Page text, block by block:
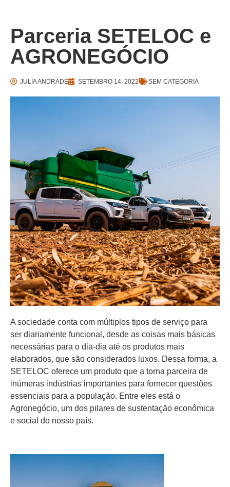
Parceria SETELOC e
AGRONEGÓCIO
JULIA ANDRADE SETEMBRO 14, 2022 SEM CATEGORIA
A sociedade conta com múltiplos tipos de serviço para
ser diariamente funcional, desde as coisas mais básicas
necessárias para o dia-dia até os produtos mais
elaborados, que são considerados luxos. Dessa forma, a
SETELOC oferece um produto que a torna parceira de
inúmeras indústrias importantes para fornecer questões
essenciais para a população. Entre eles está o
Agronegócio, um dos pilares de sustentação econômica
e social do nosso país.